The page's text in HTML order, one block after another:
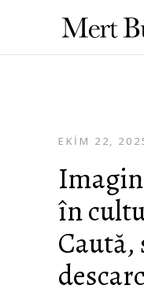
EKIM 22,
în
Caută,